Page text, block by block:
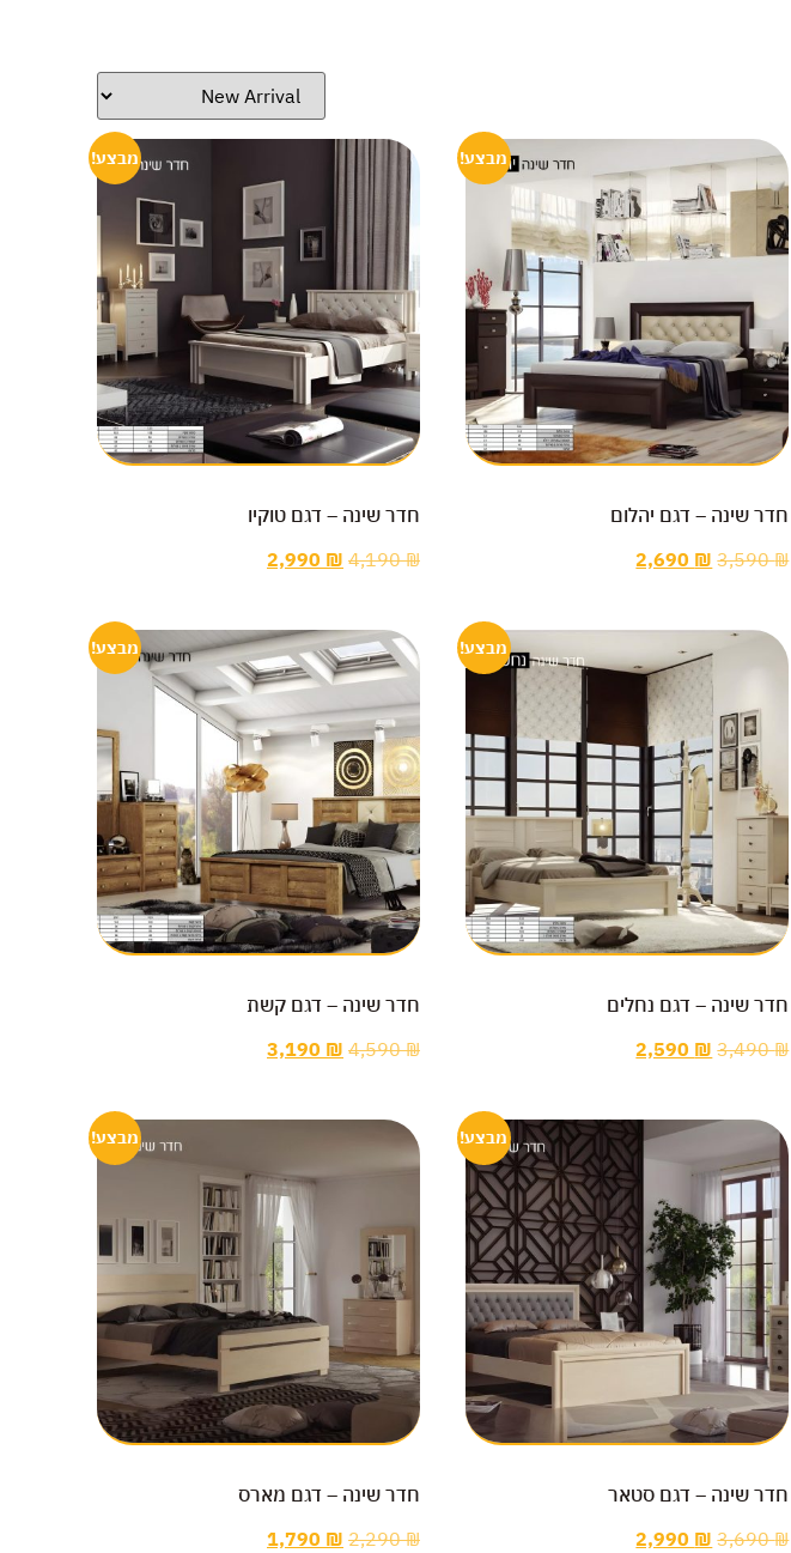
מבצע!
חדר שינה – דגם יהלום
3,590₪
2,690 ₪
מבצע!
חדר שינה – דגם טוקיו
4,190₪
2,990 ₪
מבצע!
חדר שינה – דגם נחלים
3,490₪
2,590 ₪
מבצע!
חדר שינה – דגם קשת
4,590₪
3,190 ₪
מבצע!
חדר שינה – דגם סטאר
3,690₪
2,990 ₪
מבצע!
חדר שינה – דגם מארס
2,290₪
1,790 ₪